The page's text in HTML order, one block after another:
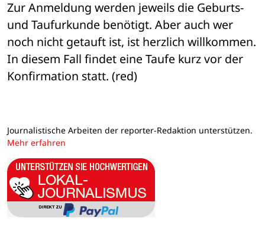
Zur Anmeldung werden jeweils die Geburts-
und Taufurkunde benötigt. Aber auch wer
noch nicht getauft ist, ist herzlich willkommen.
In diesem Fall findet eine Taufe kurz vor der
Konfirmation statt. (red)
Journalistische Arbeiten der reporter-Redaktion unterstützen.
Mehr erfahren